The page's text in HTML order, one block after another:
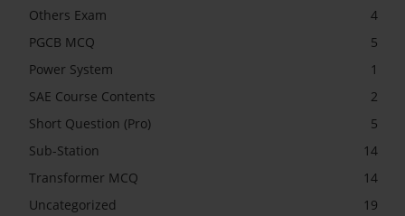
Others Exam
4
PGCB MCQ
5
Power System
1
SAE Course Contents
2
Short Question (Pro)
5
Sub-Station
14
Transformer MCQ
14
Uncategorized
19